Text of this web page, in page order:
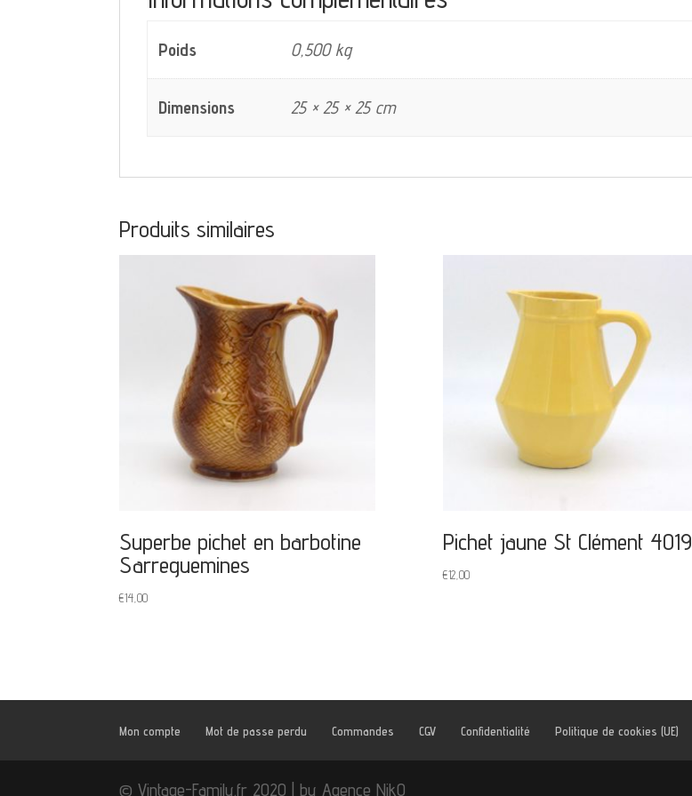
Poids 0,500 kg
Dimensions 25 × 25 × 25 cm
Produits similaires
Superbe pichet en barbotine
Sarreguemines
€14,00
Pichet jaune St Clément 4019
€12,00
Mon compte Mot de passe perdu Commandes CGV Confidentialité Politique de cookies (UE)
© Vintage-Family.fr 2020 | by Agence NikO